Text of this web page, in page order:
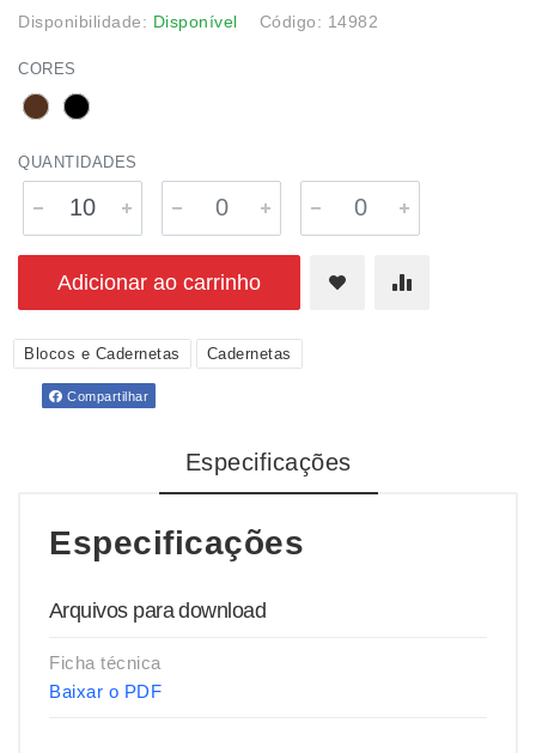
Disponibilidade: Disponível Código: 14982
CORES
QUANTIDADES
Adicionar ao carrinho
Blocos e Cadernetas Cadernetas
Compartilhar
Especificações
Especificações
Arquivos para download
Ficha técnica
Baixar o PDF